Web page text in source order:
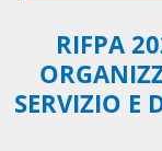
RIFPA
SERVIZIO E